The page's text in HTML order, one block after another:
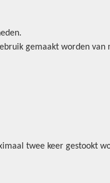
gemaakt worden van
twee keer gestookt